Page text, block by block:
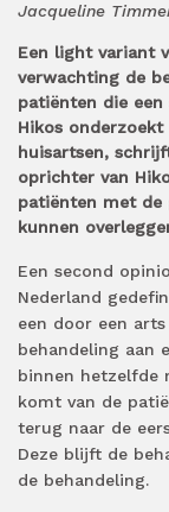
Jacqueline
Een light variant
verwachting de
patiënten die
Hikos
huisartsen,
oprichter van
patiënten met de
kunnen
Een second
Nederland
een door een
behandeling aan
binnen hetzelfde
komt van de
terug naar de
Deze blijft de
de behandeling.